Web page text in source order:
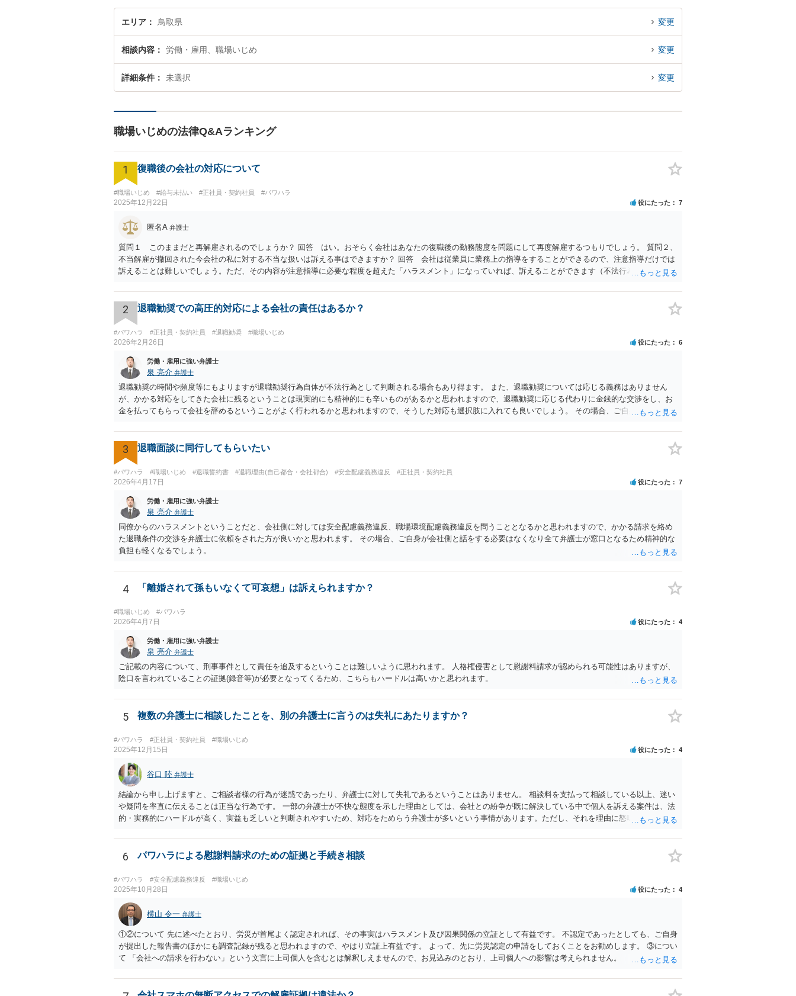
エリア 鳥取県 変更
相談内容 労働・雇用、職場いじめ 変更
詳細条件 未選択 変更
職場いじめの法律Q&Aランキング
1 復職後の会社の対応について
#職場いじめ #給与未払い #正社員・契約社員 #パワハラ
2025年12月22日 役にたった 7
匿名A 弁護士
質問１ このままだと再解雇されるのでしょうか？ 回答 はい。おそらく会社はあなたの復職後の勤務態度を問題にして再度解雇するつもりでしょう。 質問２、
不当解雇が撤回された今会社の私に対する不当な扱いは訴える事はできますか？ 回答 会社は従業員に業務上の指導をすることができるので、注意指導だけでは
訴えることは難しいでしょう。ただ、その内容が注意指導に必要な程度を超えた「ハラスメント」になっていれば、訴えることができます（不法行為に基づく損
おくことをお勧めします。 質問３、退職を合意とする金銭解決を再度持ちかける事は有効ですが？ 回答 有効ではないでしょう。一般に、会社はあなたに「自主
退職」してほしいと考えて嫌がらせをしています。ですので、「会社があなたにお金を払う」のは抵抗するでしょう。あるいは極めて低額な解決金での退職とな
るでしょう。また、自分から金銭解決を持ちかけるのは弱みを見せることなので作戦的にもお勧めしません。「自分は絶対に辞めない！」という態度を見せて、
会社から金銭解決（退職勧奨による自主退職）を持ち掛けさせるのがベストです。あらゆる交渉ごとに共通するセオリーですが、自分から持ち掛ければこちらの
立場が弱くなり、相手から持ち掛けさせればこちらの立場が強くなるのです。 補足 私のお勧めは、個人で加入できる労働組合（ユニオンとか合同労組と呼ばれ
すが今からでも遅くありません。労働組合に入って団体交渉し、その中で場合によっては金銭解決を目指すというのが良いと思います。
2 退職勧奨での高圧的対応による会社の責任はあるか？
#パワハラ #正社員・契約社員 #退職勧奨 #職場いじめ
2026年2月26日 役にたった 6
労働・雇用に強い弁護士
泉 亮介 弁護士
退職勧奨の時間や頻度等にもよりますが退職勧奨行為自体が不法行為として判断される場合もあり得ます。 また、退職勧奨については応じる義務はありません
が、かかる対応をしてきた会社に残るということは現実的にも精神的にも辛いものがあるかと思われますので、退職勧奨に応じる代わりに金銭的な交渉をし、お
金を払ってもらって会社を辞めるということがよく行われるかと思われますので、そうした対応も選択肢に入れても良いでしょう。 その場合、ご自身で会社と対
3 退職面談に同行してもらいたい
#パワハラ #職場いじめ #退職誓約書 #退職理由(自己都合・会社都合) #安全配慮義務違反 #正社員・契約社員
2026年4月17日 役にたった 7
労働・雇用に強い弁護士
泉 亮介 弁護士
同僚からのハラスメントということだと、会社側に対しては安全配慮義務違反、職場環境配慮義務違反を問うこととなるかと思われますので、かかる請求を絡め
た退職条件の交渉を弁護士に依頼をされた方が良いかと思われます。 その場合、ご自身が会社側と話をする必要はなくなり全て弁護士が窓口となるため精神的な
負担も軽くなるでしょう。
4 「離婚されて孫もいなくて可哀想」は訴えられますか？
#職場いじめ #パワハラ
2026年4月7日 役にたった 4
労働・雇用に強い弁護士
泉 亮介 弁護士
ご記載の内容について、刑事事件として責任を追及するということは難しいように思われます。 人格権侵害として慰謝料請求が認められる可能性はありますが、
陰口を言われていることの証拠(録音等)が必要となってくるため、こちらもハードルは高いかと思われます。
5 複数の弁護士に相談したことを、別の弁護士に言うのは失礼にあたりますか？
#パワハラ #正社員・契約社員 #職場いじめ
2025年12月15日 役にたった 4
谷口 陸 弁護士
結論から申し上げますと、ご相談者様の行為が迷惑であったり、弁護士に対して失礼であるということはありません。 相談料を支払って相談している以上、迷い
や疑問を率直に伝えることは正当な行為です。 一部の弁護士が不快な態度を示した理由としては、会社との紛争が既に解決している中で個人を訴える案件は、法
的・実務的にハードルが高く、実益も乏しいと判断されやすいため、対応をためらう弁護士が多いという事情があります。ただし、それを理由に怒鳴ったり感情
は、ごく自然なことです。 本件は「法的に可能か」と「お気持ちの整理」との間で悩まれている状況と拝察します。結果の見通しや実益を踏まえつつ、納得でき
る判断ができるよう、冷静に話を聞いてくれる弁護士を選ばれることが大切だと思います。 少しでもご参考になれば幸いです。
6 パワハラによる慰謝料請求のための証拠と手続き相談
#パワハラ #安全配慮義務違反 #職場いじめ
2025年10月28日 役にたった 4
横山 令一 弁護士
①②について 先に述べたとおり、労災が首尾よく認定されれば、その事実はハラスメント及び因果関係の立証として有益です。 不認定であったとしても、ご自身
が提出した報告書のほかにも調査記録が残ると思われますので、やはり立証上有益です。 よって、先に労災認定の申請をしておくことをお勧めします。 ③につい
て 「会社への請求を行わない」という文言に上司個人を含むとは解釈しえませんので、お見込みのとおり、上司個人への影響は考えられません。